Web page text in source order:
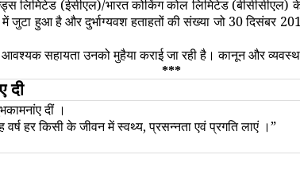
लिमिटेड (ईसीएल)/भारत कोकिंग कोल लिमिटेड
में जुटा हुआ है और दुर्भाग्यवश हताहतों की संख्या जो 30
सहायता उनको मुहैया कराई जा रही है। कानून और
***
दी
दीं ।
हर किसी के जीवन में स्‍वथ्‍य,प्रसन्‍नता एवं प्रगति लाएं ।”